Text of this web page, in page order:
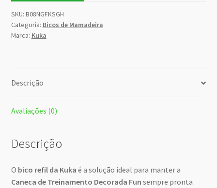
SKU: B08NGFKSGH
Categoria: Bicos de Mamadeira
Marca: Kuka
Descrição
Avaliações (0)
Descrição
O bico refil da Kuka é a solução ideal para manter a
Caneca de Treinamento Decorada Fun sempre pronta